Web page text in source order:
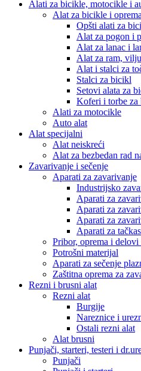
Alati za bicikle, motocikle i
Alat za bicikle i oprema
Opšti alati za
Alat za pogon i
Alat za lanac i
Alat za ram,
Alat i stalci za
Stalci za bicikl
Setovi alata za
Koferi i torbe za
Alati za motocikle
Auto alat
Alat specijalni
Alat neiskreći
Alat za bezbedan rad
Zavarivanje i sečenje
Aparati za zavarivanje
Industrijsko
Aparati za
Aparati za
Aparati za
Aparati za
Pribor, oprema i delovi
Potrošni materijal
Aparati za sečenje
Zaštitna oprema za
Rezni i brusni alat
Rezni alat
Burgije
Nareznice i
Ostali rezni alat
Alat brusni
Punjači, starteri, testeri i
Punjači